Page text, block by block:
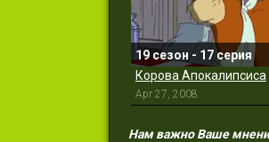
19 сезон - 17 серия
Корова Апокалипсиса
Apr 27, 2008
Нам важно Ваше